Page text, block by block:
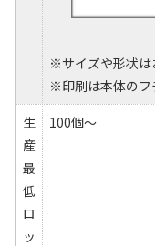
※サイズや形状は
※印刷は本体のフ
生
産
最
低
ロ
ッ
100個～